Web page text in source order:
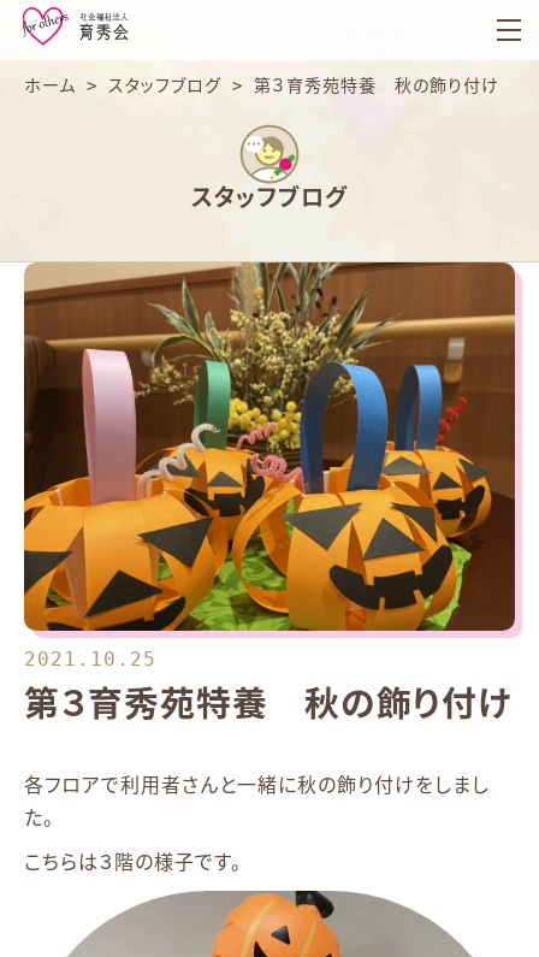
育
秀
会
ホーム > スタッフブログ > 第３育秀苑特養 秋の飾り付け
スタッフブログ
2021.10.25
第３育秀苑特養 秋の飾り付け
各フロアで利用者さんと一緒に秋の飾り付けをしまし
た。
こちらは３階の様子です。